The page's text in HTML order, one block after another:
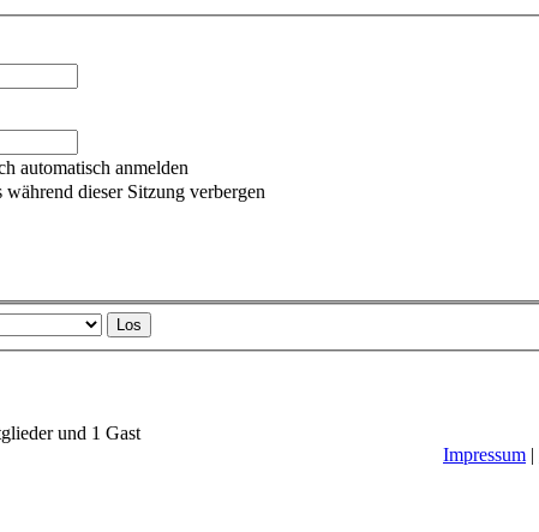
automatisch anmelden
dieser Sitzung verbergen
und 1 Gast
Impressum |